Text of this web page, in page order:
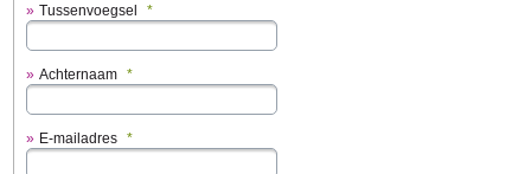
Tussenvoegsel *
Achternaam *
E-mailadres *